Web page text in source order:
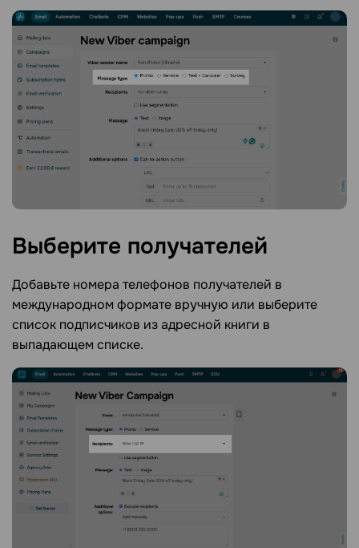
Выберите получателей
Добавьте номера телефонов получателей в
международном формате вручную или выберите
список подписчиков из адресной книги в
выпадающем списке.